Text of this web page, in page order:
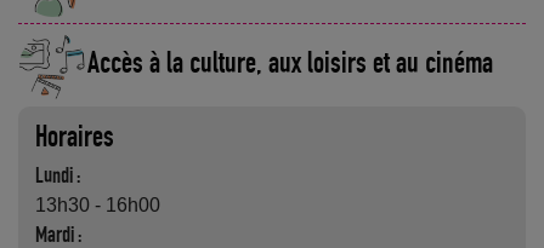
Accès à la culture, aux loisirs et au cinéma
Horaires
Lundi :
13h30 - 16h00
Mardi :